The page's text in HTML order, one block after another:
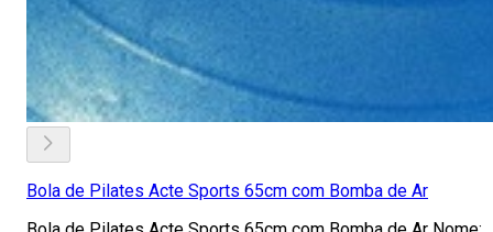
Bola de Pilates Acte Sports 65cm com Bomba de Ar